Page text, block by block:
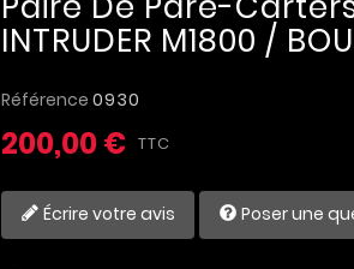
INTRUDER M1800 /
Référence 0930
200,00 € TTC
Écrire votre avis Poser une